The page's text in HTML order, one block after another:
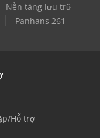
Nền tảng lưu trữ
Panhans 261
Hỗ trợ